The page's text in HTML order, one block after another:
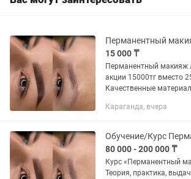
15 000 ₸
Перманентный макияж
акции 15000тг вместо
Качественные
местоположение -
Караганда, вчера
80 000 - 200 000 ₸
Курс «Перманентный
Теория, практика,